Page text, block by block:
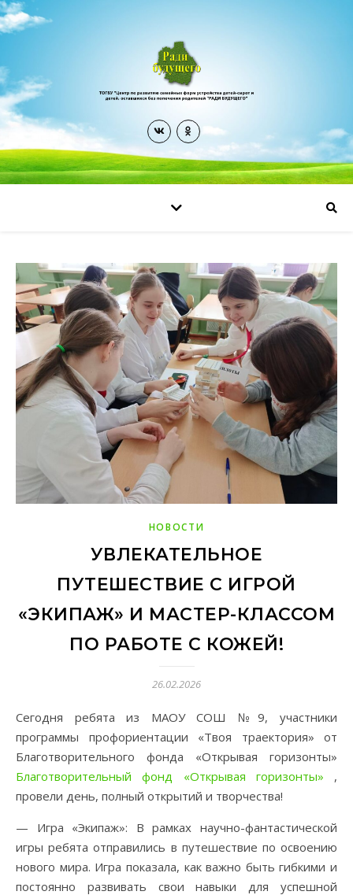
НОВОСТИ
УВЛЕКАТЕЛЬНОЕ
ПУТЕШЕСТВИЕ С ИГРОЙ
«ЭКИПАЖ» И МАСТЕР-КЛАССОМ
ПО РАБОТЕ С КОЖЕЙ!
26.02.2026
Сегодня ребята из МАОУ СОШ №9, участники
программы профориентации «Твоя траектория» от
Благотворительного фонда «Открывая горизонты»
Благотворительный фонд «Открывая горизонты» ,
провели день, полный открытий и творчества!
— Игра «Экипаж»: В рамках научно-фантастической
игры ребята отправились в путешествие по освоению
нового мира. Игра показала, как важно быть гибкими и
постоянно развивать свои навыки для успешной